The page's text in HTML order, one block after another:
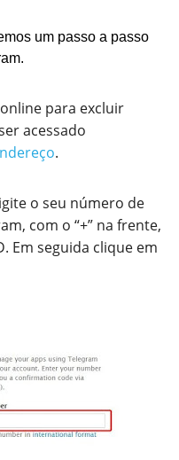
um passo a passo
para excluir
acessado
.
o seu número de
com o “+” na frente,
Em seguida clique em